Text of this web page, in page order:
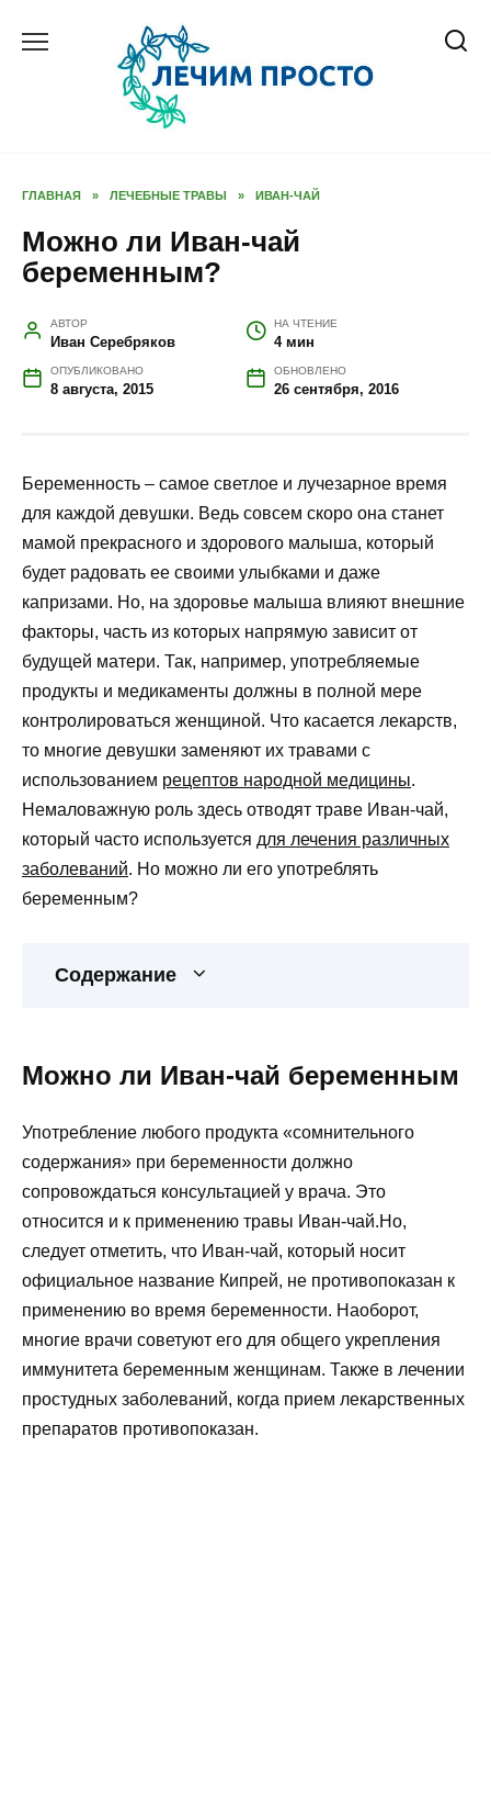
ГЛАВНАЯ » ЛЕЧЕБНЫЕ ТРАВЫ » ИВАН-ЧАЙ
Можно ли Иван-чай
беременным?
АВТОР
Иван Серебряков
НА ЧТЕНИЕ
4 мин
ОПУБЛИКОВАНО
8 августа, 2015
ОБНОВЛЕНО
26 сентября, 2016
Беременность – самое светлое и лучезарное время
для каждой девушки. Ведь совсем скоро она станет
мамой прекрасного и здорового малыша, который
будет радовать ее своими улыбками и даже
капризами. Но, на здоровье малыша влияют внешние
факторы, часть из которых напрямую зависит от
будущей матери. Так, например, употребляемые
продукты и медикаменты должны в полной мере
контролироваться женщиной. Что касается лекарств,
то многие девушки заменяют их травами с
использованием рецептов народной медицины.
Немаловажную роль здесь отводят траве Иван-чай,
который часто используется для лечения различных
заболеваний. Но можно ли его употреблять
беременным?
Содержание
Можно ли Иван-чай беременным
Употребление любого продукта «сомнительного
содержания» при беременности должно
сопровождаться консультацией у врача. Это
относится и к применению травы Иван-чай.Но,
следует отметить, что Иван-чай, который носит
официальное название Кипрей, не противопоказан к
применению во время беременности. Наоборот,
многие врачи советуют его для общего укрепления
иммунитета беременным женщинам. Также в лечении
простудных заболеваний, когда прием лекарственных
препаратов противопоказан.